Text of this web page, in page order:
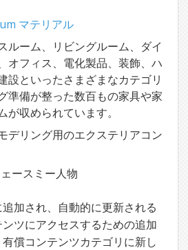
マテリアル
ルーム、リビングルーム、ダイ
オフィス、電化製品、装飾、ハ
設といったさまざまなカテゴリ
準備が整った数百もの家具や家
が収められています。
デリング用のエクステリアコン
ースミー人物
加され、自動的に更新される
ツにアクセスするための追加
償コンテンツカテゴリに新し